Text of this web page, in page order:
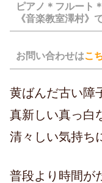
ピアノ＊フルート
《音楽教室澤村》
お問い合わせはこ
黄ばんだ古い障
真新しい真っ白
清々しい気持ち
普段より時間が